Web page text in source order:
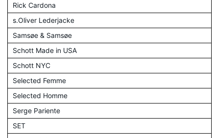
Rick Cardona
s.Oliver Lederjacke
Samsøe & Samsøe
Schott Made in USA
Schott NYC
Selected Femme
Selected Homme
Serge Pariente
SET